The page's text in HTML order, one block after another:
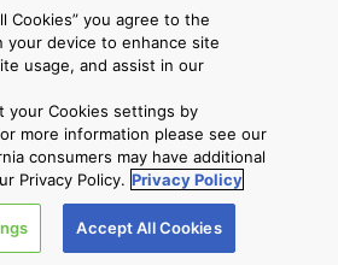
サイトのご利用条件
Cookie設定
お問い合わせ
ELECTRONIC DEVICES & STORAGE
All Rights Reserved.
Cookies” you agree to the
your device to enhance site
usage, and assist in our
your Cookies settings by
more information please see our
consumers may have additional
Privacy Policy. Privacy Policy
Accept All Cookies